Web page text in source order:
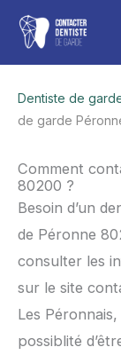
Aller
contenu
Dentiste de
de garde
Comment
80200 ?
Besoin d’un
de Péronne
consulter les
sur le site
Les
possiblité